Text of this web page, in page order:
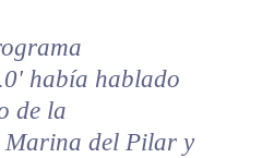
había hablado
de la
del Pilar y